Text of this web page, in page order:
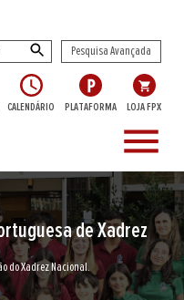
Pesquisa Avançada
CALENDÁRIO PLATAFORMA LOJA FPX
menu
de Xadrez
do Xadrez Nacional.